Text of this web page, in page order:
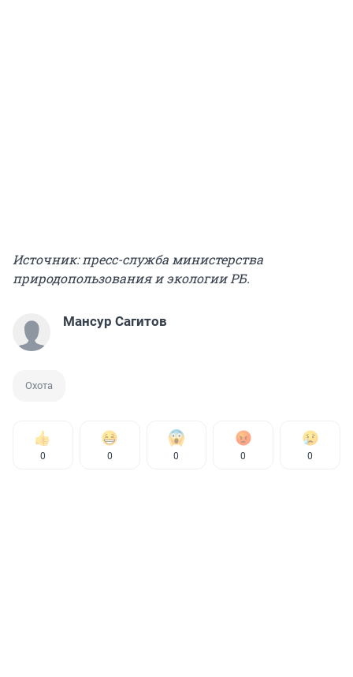
Источник: пресс-служба министерства
природопользования и экологии РБ.
Мансур Сагитов
Охота
0 0 0 0 0